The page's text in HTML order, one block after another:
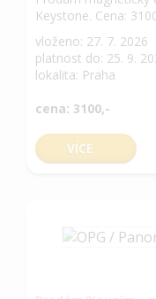
Keystone. Cena:
vloženo: 27. 7. 2026
platnost do: 25. 9.
lokalita: Praha
cena: 3100,-
VÍCE